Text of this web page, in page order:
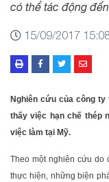
có thể tác động
15/09/2017
Nghiên cứu của công
thấy việc hạn chế thép
việc làm tại Mỹ.
Theo một nghiên cứu do
thực hiện, những biện